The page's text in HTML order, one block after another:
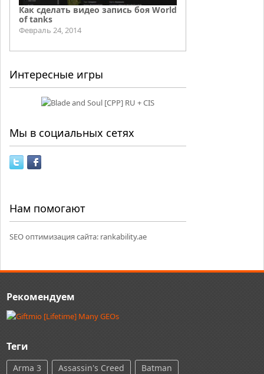
Как сделать видео запись боя World
of tanks
Февраль 24, 2014
Интересные игры
Мы в социальных сетях
Нам помогают
SEO оптимизация сайта: rankability.ae
Рекомендуем
Теги
Arma 3 Assassin's Creed
Batman